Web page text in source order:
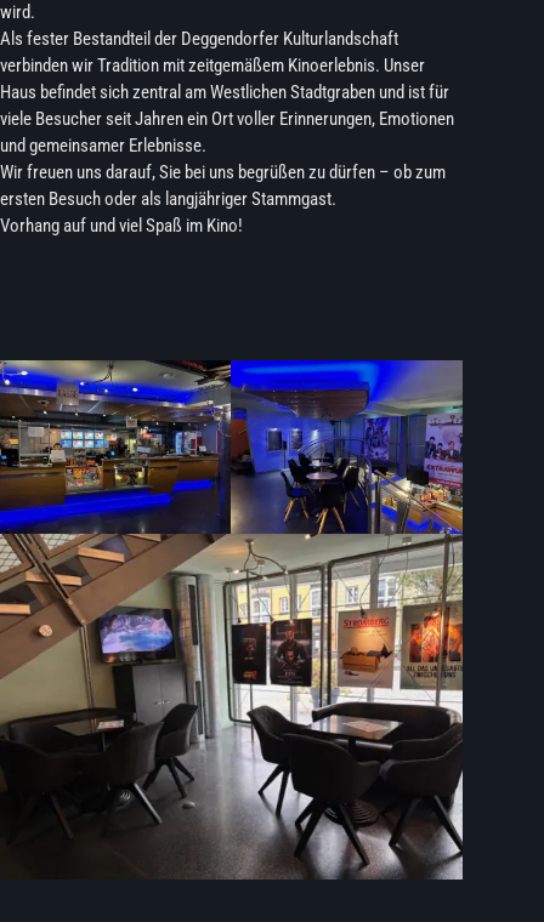
wird.
Als fester Bestandteil der Deggendorfer Kulturlandschaft
verbinden wir Tradition mit zeitgemäßem Kinoerlebnis. Unser
Haus befindet sich zentral am Westlichen Stadtgraben und ist für
viele Besucher seit Jahren ein Ort voller Erinnerungen, Emotionen
und gemeinsamer Erlebnisse.
Wir freuen uns darauf, Sie bei uns begrüßen zu dürfen – ob zum
ersten Besuch oder als langjähriger Stammgast.
Vorhang auf und viel Spaß im Kino!